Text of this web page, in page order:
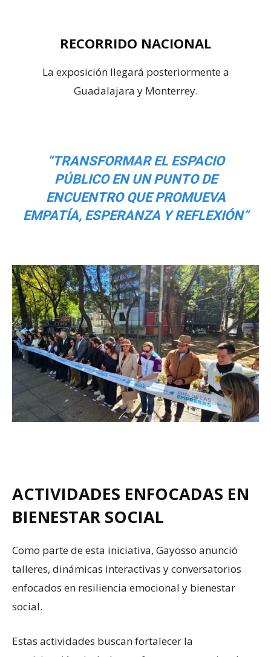
RECORRIDO NACIONAL
La exposición llegará posteriormente a
Guadalajara y Monterrey.
“TRANSFORMAR EL ESPACIO
PÚBLICO EN UN PUNTO DE
ENCUENTRO QUE PROMUEVA
EMPATÍA, ESPERANZA Y REFLEXIÓN”
ACTIVIDADES ENFOCADAS EN
BIENESTAR SOCIAL
Como parte de esta iniciativa, Gayosso anunció
talleres, dinámicas interactivas y conversatorios
enfocados en resiliencia emocional y bienestar
social.
Estas actividades buscan fortalecer la